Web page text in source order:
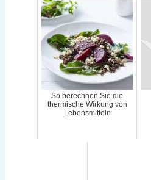
So berechnen Sie die
thermische Wirkung von
Lebensmitteln